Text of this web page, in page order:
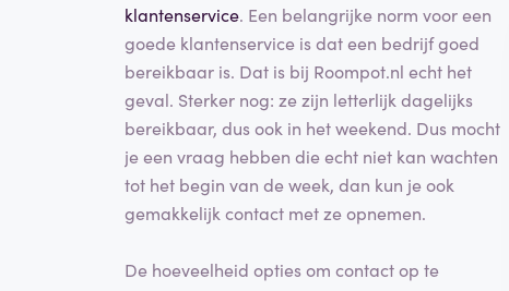
klantenservice. Een belangrijke norm voor een
goede klantenservice is dat een bedrijf goed
bereikbaar is. Dat is bij Roompot.nl echt het
geval. Sterker nog: ze zijn letterlijk dagelijks
bereikbaar, dus ook in het weekend. Dus mocht
je een vraag hebben die echt niet kan wachten
tot het begin van de week, dan kun je ook
gemakkelijk contact met ze opnemen.
De hoeveelheid opties om contact op te